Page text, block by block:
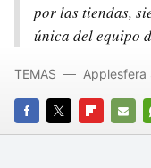
por las tiendas,
única del equipo
FACEBOOK
TWITTERFLIPBOARD
E-
TEMAS Applesfera